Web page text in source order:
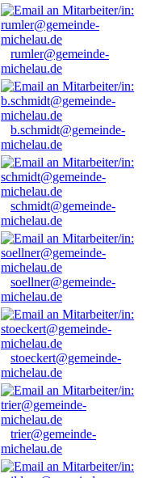
rumler@gemeinde-
michelau.de
b.schmidt@gemeinde-
michelau.de
schmidt@gemeinde-
michelau.de
soellner@gemeinde-
michelau.de
stoeckert@gemeinde-
michelau.de
trier@gemeinde-
michelau.de